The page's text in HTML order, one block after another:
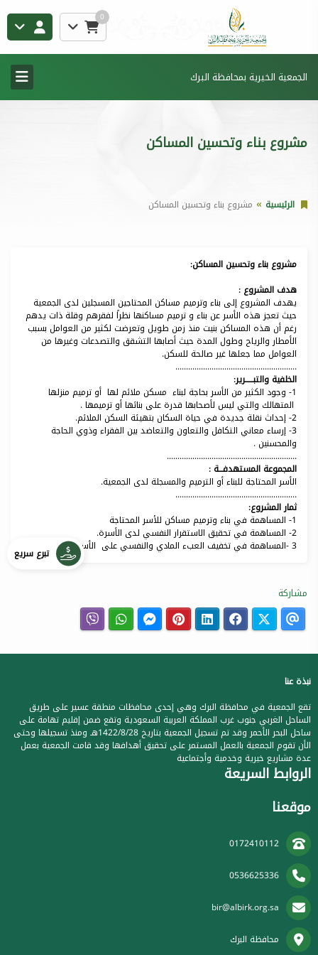
0
الجمعية الخيرية بمحافظة البرك
مشروع بناء وتحسين المساكن
الرئيسية مشروع بناء وتحسين المساكن
مشروع بناء وتحسين المساكن:
هدف المشروع :
يهدف المشروع إلى بناء وترميم مساكن المحتاجين المسجلين لدى الجمعية
حيث تعجز هذه الأسر عن بناء و ترميم مساكنها نظراً لفقرهم وقلة ذات يدهم
رغم أن هذه المساكن بنيت منذ زمن طويل وتعرضت لكثير من العوامل بسبب
الأمطار والرياح وطول المدة حيث أصابها التشقق والتصدعات وغيرها من
العوامل مما جعلها غير صالحة للسكن.
.........................................................
الخلفية والتبــــــرير:
1- وجود الكثير من الأسر بحاجة لبناء مسكن ملائم لها أو ترميم منزلها
المتهالك والتي ليس لأصحابها قدرة على بنائها أو ترميمها .
2- إحداث نقلة جديدة في حياة السكان بتهيئة السكن الملائم.
3- إرساء معاني التكافل والتعاون والتعاضد بين الفقراء وذوي الحاجة
والمحسنين .
.............................................................
المجموعة المستهدفـــة :
الأسر المحتاجة للبناء أو الترميم والمسجلة لدى الجمعية.
.........................................................
ثمار المشروع:
1- المساهمة في بناء وترميم مساكن للأسر المحتاجة
2- المساهمة في تحقيق الاستقرار النفسي لدى الأسرة.
3 -المساهمة في تخفيف العبء المادي والنفسي على الأسرة
مشاركة
نبذة عنا
تقع الجمعية في محافظة البرك وهي إحدى محافظات منطقة عسير على طريق
الساحل الغربي جنوب غرب المملكة العربية السعودية وتقع ضمن إقليم تهامة على
ساحل البحر الأحمر وقد تم تسجيل الجمعية بتاريخ 1422/8/28هـ ومنذ تسجيلها وحتى
الأن تقوم الجمعية بالعمل المستمر على تحقيق أهدافها وقد قامت الجمعية بعمل
عدة مشاريع خيرية وخدمية وأجتماعية
الروابط السريعة
موقعنا
0172410112
0536625336
bir@albirk.org.sa
محافظة البرك
تبرع سريع